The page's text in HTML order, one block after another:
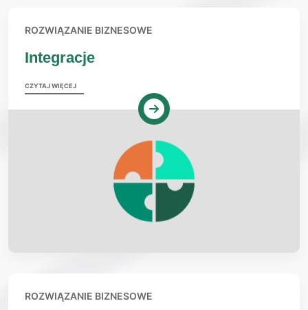
ROZWIĄZANIE BIZNESOWE
Integracje
CZYTAJ WIĘCEJ
ROZWIĄZANIE BIZNESOWE